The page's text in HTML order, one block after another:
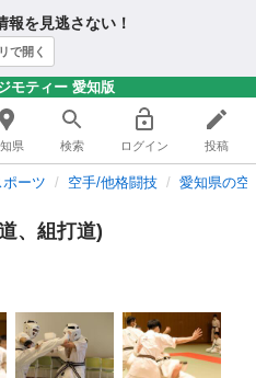
報を見逃さない！
で開く
モティー 愛知版
県 検索 ログイン 投稿
ポーツ 空手/他格闘技 愛知県の空
、組打道)